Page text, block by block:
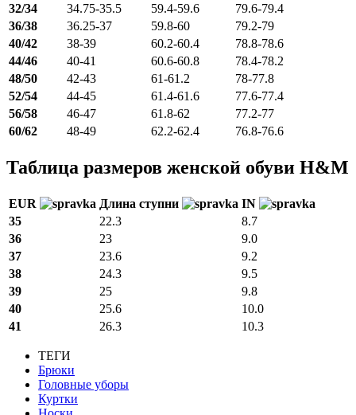
32/34
34.75-35.5 59.4-59.6
79.6-79.4
36/38
36.25-37 59.8-60
79.2-79
40/42
38-39 60.2-60.4
78.8-78.6
44/46
40-41 60.6-60.8
78.4-78.2
48/50
42-43 61-61.2
78-77.8
52/54
44-45 61.4-61.6
77.6-77.4
56/58
46-47 61.8-62
77.2-77
60/62
48-49 62.2-62.4 76.8-76.6
Таблица размеров женской обуви H&M
EUR Длина ступни
IN
35
22.3
8.7
36
23
9.0
37
23.6
9.2
38
24.3
9.5
39
25
9.8
40
25.6
10.0
41
26.3 10.3
ТЕГИ
Брюки
Головные уборы
Куртки